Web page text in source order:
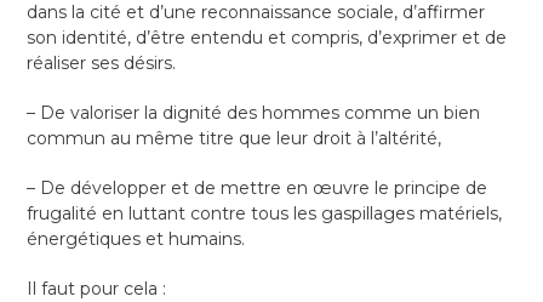
dans la cité et d’une reconnaissance sociale, d’affirmer
son identité, d’être entendu et compris, d’exprimer et de
réaliser ses désirs.
– De valoriser la dignité des hommes comme un bien
commun au même titre que leur droit à l’altérité,
– De développer et de mettre en œuvre le principe de
frugalité en luttant contre tous les gaspillages matériels,
énergétiques et humains.
Il faut pour cela :